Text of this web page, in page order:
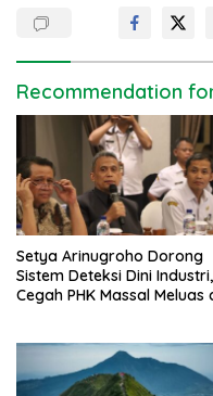
a
v
i
a
t
i
o
n
Recommendation
Setya Arinugroho Dorong
Sistem Deteksi Dini Industri,
Cegah PHK Massal Meluas